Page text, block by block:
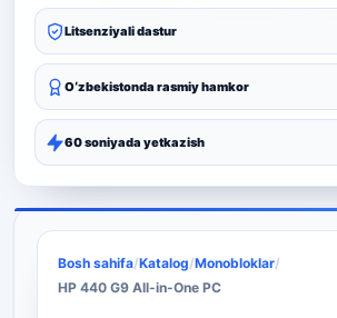
Litsenziyali dastur
Oʻzbekistonda rasmiy hamkor
60 soniyada yetkazish
Bosh sahifa/Katalog/Monobloklar/
HP 440 G9 All-in-One PC